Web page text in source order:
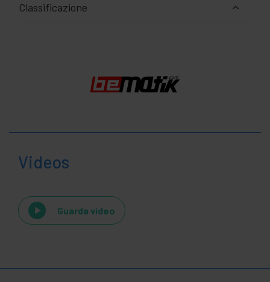
Classificazione
Videos
Guarda video